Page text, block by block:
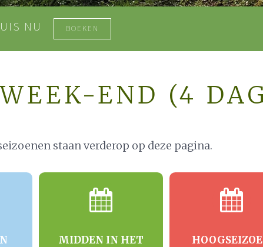
NU BOEKEN
END (4
staan verderop op deze pagina.
MIDDEN IN HET